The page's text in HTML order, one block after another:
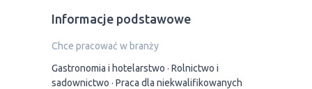
Informacje podstawowe
Chce pracować w branży
Gastronomia i hotelarstwo
Rolnictwo i
sadownictwo
Praca dla niekwalifikowanych